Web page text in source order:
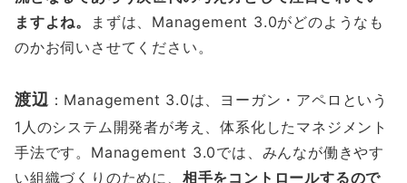
ますよね。
まずは、Management 3.0がどのようなも
のかお伺いさせてください。
渡辺 ：Management 3.0は、ヨーガン・アペロという
1人のシステム開発者が考え、体系化したマネジメント
手法です。Management 3.0では、みんなが働きやす
い組織づくりのために、 相手をコントロールするので